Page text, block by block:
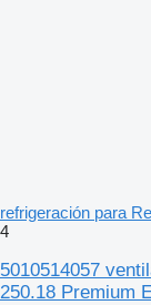
refrigeración para
4
5010514057
250.18 Premium